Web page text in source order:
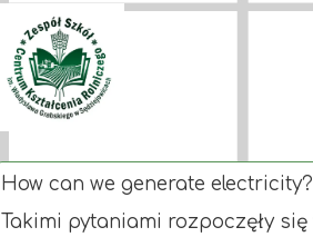
How can we generate
Takimi pytaniami rozpoczęły